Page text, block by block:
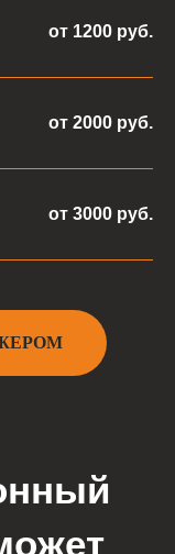
от 1200 руб.
от 2000 руб.
от 3000 руб.